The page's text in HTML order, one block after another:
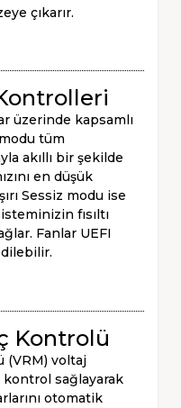
çıkarır.
üzerinde kapsamlı
tüm
akıllı bir şekilde
en düşük
Sessiz modu ise
fısıltı
Fanlar UEFI
Kontrolü
(VRM) voltaj
kontrol sağlayarak
otomatik